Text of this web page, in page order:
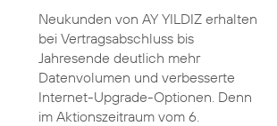
Neukunden von AY YILDIZ erhalten
bei Vertragsabschluss bis
Jahresende deutlich mehr
Datenvolumen und verbesserte
Internet-Upgrade-Optionen. Denn
im Aktionszeitraum vom 6.